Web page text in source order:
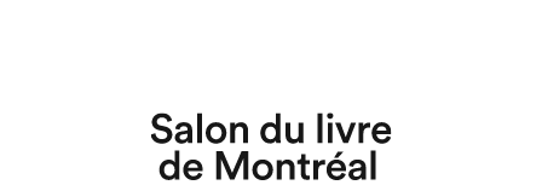
Que cherchez-vous?